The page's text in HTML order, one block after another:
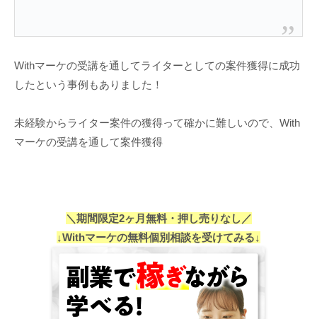
Withマーケの受講を通してライターとしての案件獲得に成功
したという事例もありました！
未経験からライター案件の獲得って確かに難しいので、With
マーケの受講を通して案件獲得
＼期間限定2ヶ月無料・押し売りなし／
↓Withマーケの無料個別相談を受けてみる↓